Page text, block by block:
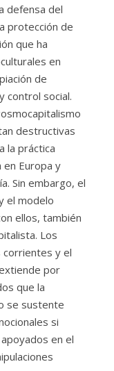
defensa del
protección de
que ha
en
de
control social.
destructivas
la práctica
en Europa y
Sin embargo, el
el modelo
ellos, también
Los
y el
por
que la
se sustente
si
en el